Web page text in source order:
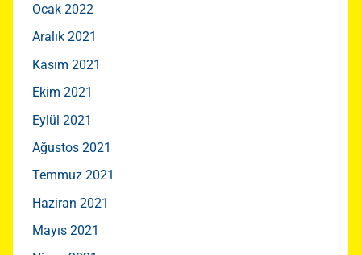
Ocak 2022
Aralık 2021
Kasım 2021
Ekim 2021
Eylül 2021
Ağustos 2021
Temmuz 2021
Haziran 2021
Mayıs 2021